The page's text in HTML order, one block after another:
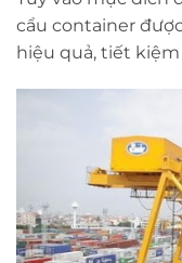
cẩu container
hiệu quả, tiết